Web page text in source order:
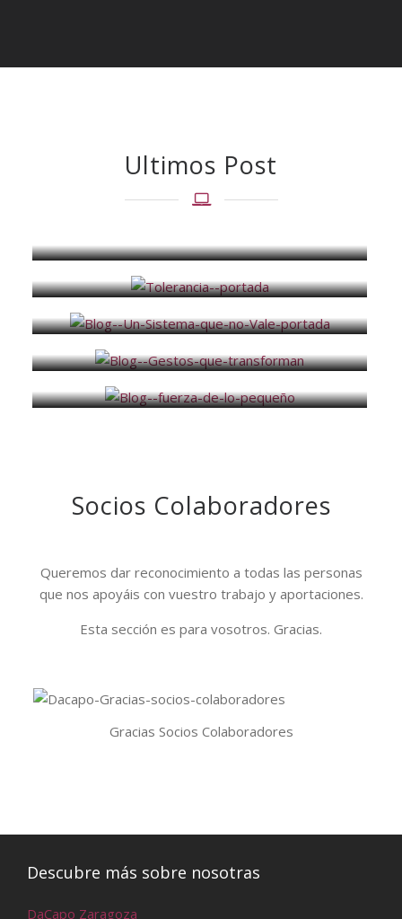
Ultimos Post
Tolerancia
Un Sistema que no Vale
Gestos que transforman el Mundo
La Fuerza de lo Pequeño
Socios Colaboradores
Queremos dar reconocimiento a todas las personas
que nos apoyáis con vuestro trabajo y aportaciones.
Esta sección es para vosotros. Gracias.
Gracias Socios Colaboradores
Descubre más sobre nosotras
DaCapo Zaragoza